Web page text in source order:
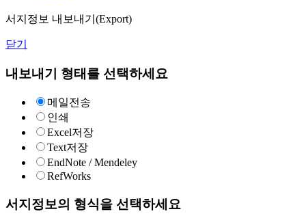
서지정보 내보내기(Export)
닫기
내보내기 형태를 선택하세요
메일전송
인쇄
Excel저장
Text저장
EndNote / Mendeley
RefWorks
서지정보의 형식을 선택하세요